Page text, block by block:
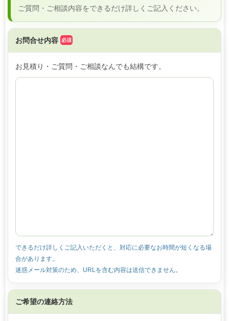
ご質問・ご相談内容をできるだけ詳しくご記入ください。
お問合せ内容
お見積り・ご質問・ご相談なんでも結構です。
できるだけ詳しくご記入いただくと、対応に必要なお時間が短くなる場
合があります。
迷惑メール対策のため、URLを含む内容は送信できません。
ご希望の連絡方法